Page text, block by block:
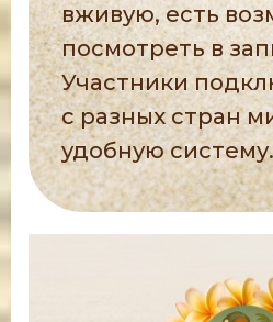
вживую, есть
посмотреть в
Участники
с разных стран
удобную систему.